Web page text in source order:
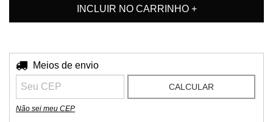
Entregas para o CEP:
Meios de envio
CALCULAR
Não sei meu CEP